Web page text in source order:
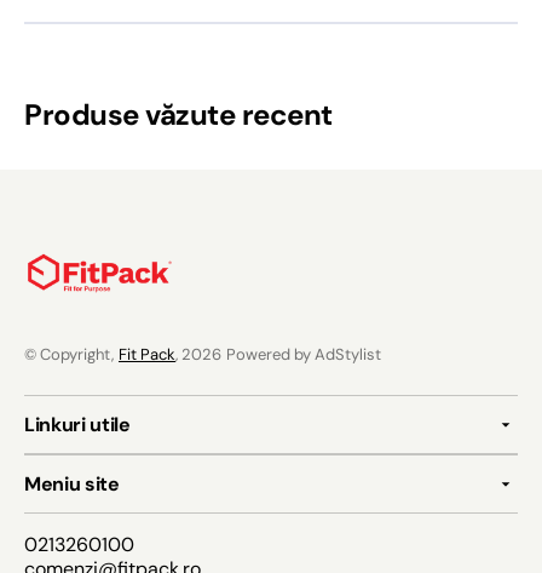
Produse văzute recent
© Copyright, Fit Pack, 2026 Powered by AdStylist
Linkuri utile
Meniu site
0213260100